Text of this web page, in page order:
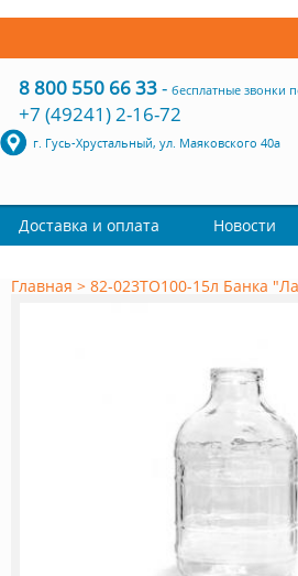
8 800 550 66 33- бесплатные звонки
+7 (49241) 2-16-72
г. Гусь-Хрустальный, ул. Маяковского 40а
Доставка и оплата Новости
Главная > 82-023ТО100-15л Банка